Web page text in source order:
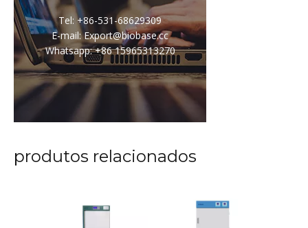
Tel: +86-531-68629309
E-mail: Export@biobase.cc
Whatsapp: +86 15965313270
produtos relacionados